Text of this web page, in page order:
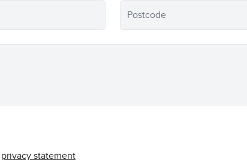
Postcode
privacy statement